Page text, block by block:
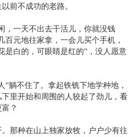
前不成功的老路。
，一天不出去干活儿，你就没钱
百元地往家拿，一会儿买个手机，
是白的，可眼睛是红的”，没人愿意
躺不住了。拿起铁铣下地学种地，
里开始和周围的人较起了劲儿，看
？
那种在山上独家放牧，户户少有往